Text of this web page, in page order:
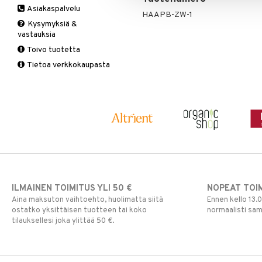
HAAPB-ZW-1
Ruuansulatus
Suolisto
Muut
Valkosipuli
Yskään
B-vitamiinit
C-vitamiinit
Miehet
Multimineraalit
Muut
Q-10
Schizandra
Suorituskyky
Asiakaspalvelu
Kysymyksiä &
vastauksia
Toivo tuotetta
Tietoa verkkokaupasta
ILMAINEN TOIMITUS YLI 50 €
Aina maksuton vaihtoehto, huolimatta siitä
ostatko yksittäisen tuotteen tai koko
tilauksellesi joka ylittää 50 €.
NOPEAT
Ennen kello
normaalisti